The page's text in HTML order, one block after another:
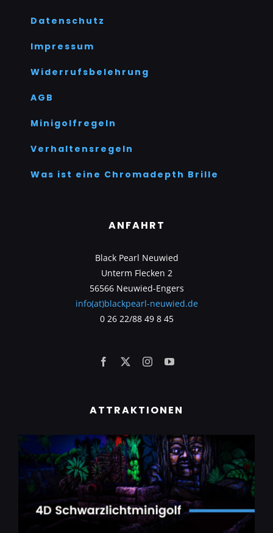
Datenschutz
Impressum
Widerrufsbelehrung
AGB
Minigolfregeln
Verhaltensregeln
Was ist eine Chromadepth Brille
ANFAHRT
Black Pearl Neuwied
Unterm Flecken 2
56566 Neuwied-Engers
info(at)blackpearl-neuwied.de
0 26 22/88 49 8 45
ATTRAKTIONEN